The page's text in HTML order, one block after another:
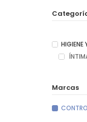
HIGIENE
Marcas